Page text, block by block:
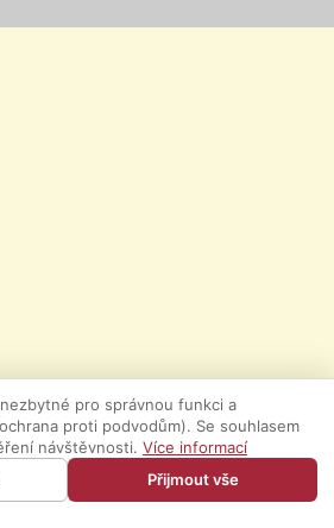
pro správnou funkci a
proti podvodům). Se souhlasem
návštěvnosti. Více informací
Přijmout vše